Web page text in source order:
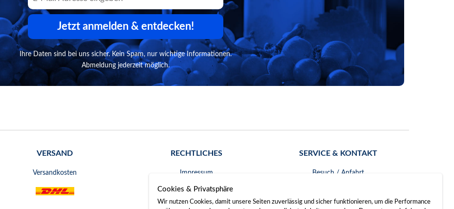
Jetzt anmelden & entdecken!
Ihre Daten sind bei uns sicher. Kein Spam, nur wichtige Informationen.
Abmeldung jederzeit möglich.
VERSAND
Versandkosten
RECHTLICHES
Impressum
AGB
SERVICE & KONTAKT
Besuch / Anfahrt
Cookies & Privatsphäre
Wir nutzen Cookies, damit unsere Seiten zuverlässig und sicher funktionieren, um die Performance